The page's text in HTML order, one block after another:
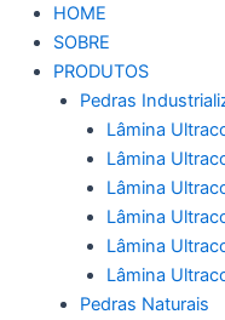
HOME
SOBRE
PRODUTOS
Pedras
Lâmina
Lâmina
Lâmina
Lâmina
Lâmina
Lâmina
Pedras Naturais